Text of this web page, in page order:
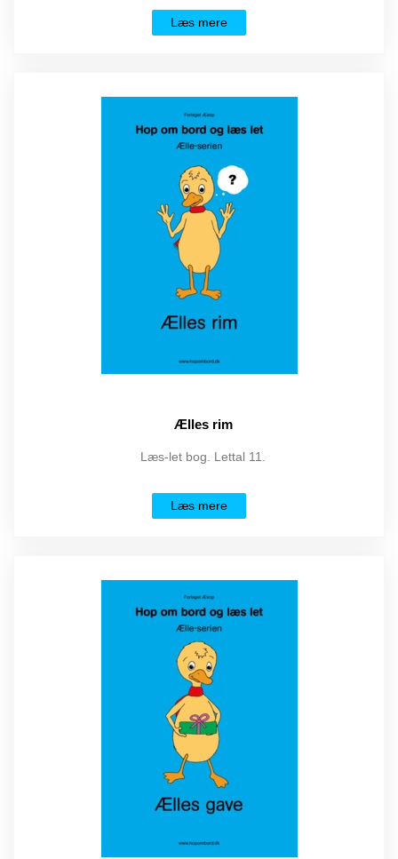
Læs mere
Ælles rim
Læs-let bog. Lettal 11.
Læs mere